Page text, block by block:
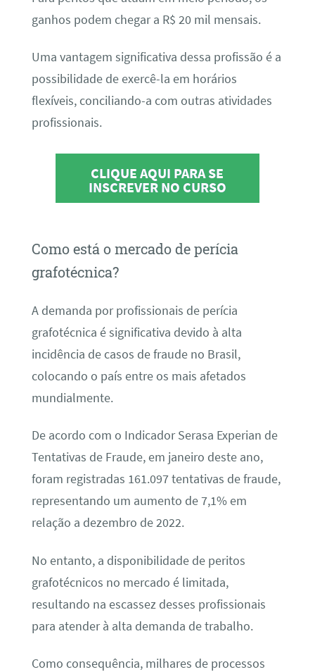
ganhos podem chegar a R$ 20 mil mensais.
Uma vantagem significativa dessa profissão é a
possibilidade de exercê-la em horários
flexíveis, conciliando-a com outras atividades
profissionais.
CLIQUE AQUI PARA SE
INSCREVER NO CURSO
Como está o mercado de perícia
grafotécnica?
A demanda por profissionais de perícia
grafotécnica é significativa devido à alta
incidência de casos de fraude no Brasil,
colocando o país entre os mais afetados
mundialmente.
De acordo com o Indicador Serasa Experian de
Tentativas de Fraude, em janeiro deste ano,
foram registradas 161.097 tentativas de fraude,
representando um aumento de 7,1% em
relação a dezembro de 2022.
No entanto, a disponibilidade de peritos
grafotécnicos no mercado é limitada,
resultando na escassez desses profissionais
para atender à alta demanda de trabalho.
Como consequência, milhares de processos